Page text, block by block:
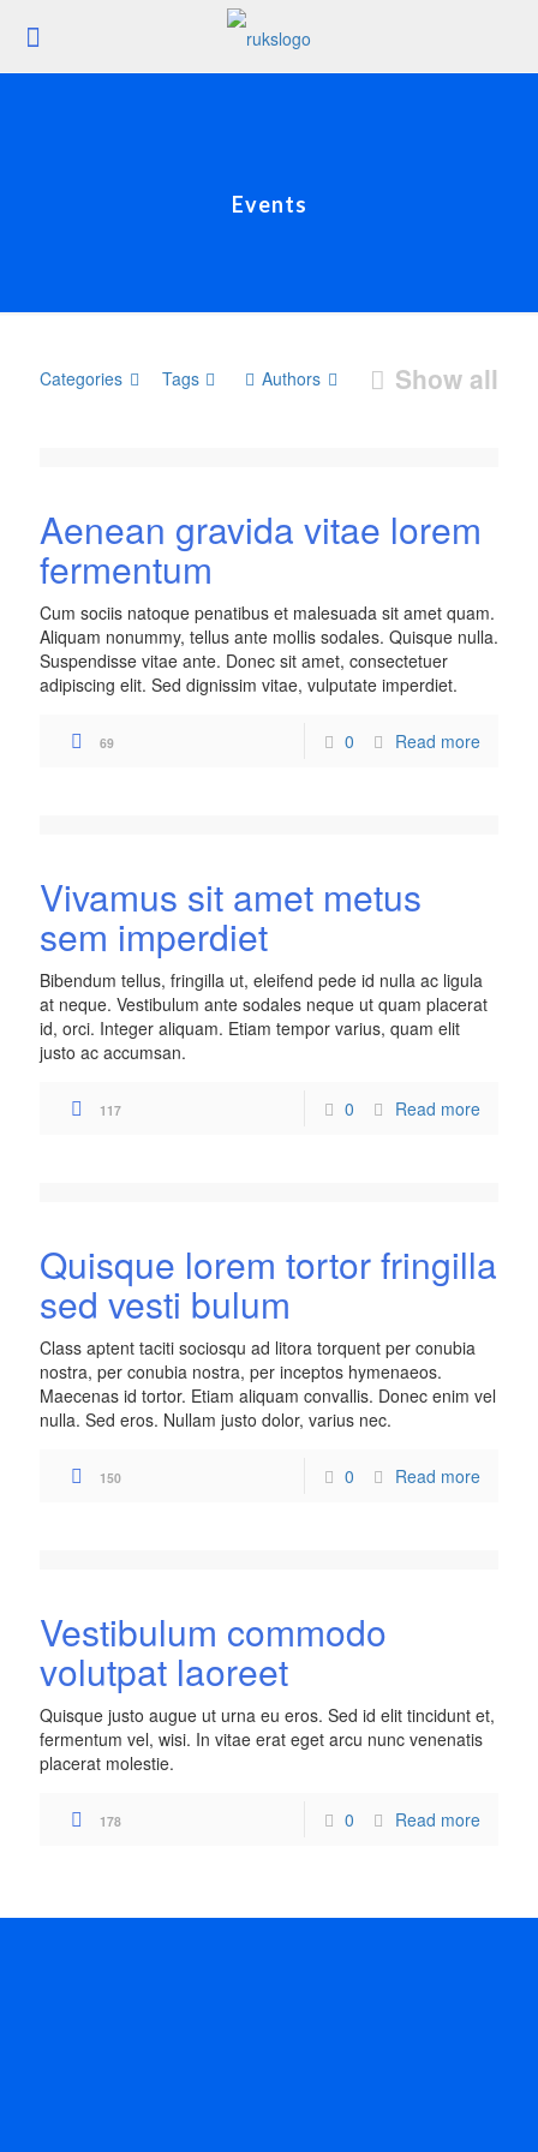
Events
Categories Tags Authors Show all
Aenean gravida vitae lorem
fermentum
Cum sociis natoque penatibus et malesuada sit amet quam.
Aliquam nonummy, tellus ante mollis sodales. Quisque nulla.
Suspendisse vitae ante. Donec sit amet, consectetuer
adipiscing elit. Sed dignissim vitae, vulputate imperdiet.
69 0 Read more
Vivamus sit amet metus
sem imperdiet
Bibendum tellus, fringilla ut, eleifend pede id nulla ac ligula
at neque. Vestibulum ante sodales neque ut quam placerat
id, orci. Integer aliquam. Etiam tempor varius, quam elit
justo ac accumsan.
117 0 Read more
Quisque lorem tortor fringilla
sed vesti bulum
Class aptent taciti sociosqu ad litora torquent per conubia
nostra, per conubia nostra, per inceptos hymenaeos.
Maecenas id tortor. Etiam aliquam convallis. Donec enim vel
nulla. Sed eros. Nullam justo dolor, varius nec.
150 0 Read more
Vestibulum commodo
volutpat laoreet
Quisque justo augue ut urna eu eros. Sed id elit tincidunt et,
fermentum vel, wisi. In vitae erat eget arcu nunc venenatis
placerat molestie.
178 0 Read more